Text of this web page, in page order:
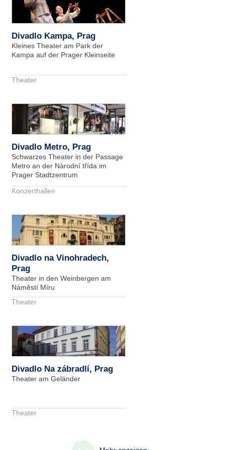
Divadlo Kampa, Prag
Kleines Theater am Park der
Kampa auf der Prager Kleinseite
Theater
Divadlo Metro, Prag
Schwarzes Theater in der Passage
Metro an der Národní třída im
Prager Stadtzentrum
Konzerthallen
Divadlo na Vinohradech,
Prag
Theater in den Weinbergen am
Náměstí Míru
Theater
Divadlo Na zábradlí, Prag
Theater am Geländer
Theater